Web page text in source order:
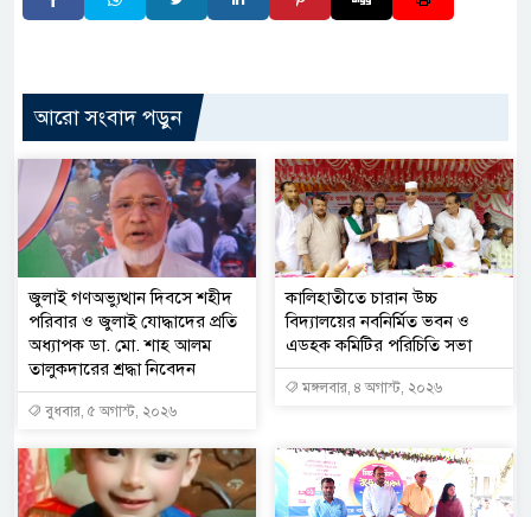
আরো সংবাদ পড়ুন
জুলাই গণঅভ্যুত্থান দিবসে শহীদ
পরিবার ও জুলাই যোদ্ধাদের প্রতি
অধ্যাপক ডা. মো. শাহ আলম
তালুকদারের শ্রদ্ধা নিবেদন
বুধবার, ৫ অগাস্ট, ২০২৬
কালিহাতীতে চারান উচ্চ
বিদ্যালয়ের নবনির্মিত ভবন ও
এডহক কমিটির পরিচিতি সভা
মঙ্গলবার, ৪ অগাস্ট, ২০২৬